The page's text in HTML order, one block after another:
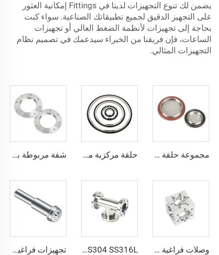
يضمن لك تنوع التجهيزات لدينا في Fittings إمكانية العثور
على التجهيز الدقيق لجميع تطبيقاتك الصناعية. سواء كنت
بحاجة إلى تجهيزات لأنظمة الضغط العالي أو تجهيزات
الساعات، فإن فريقنا من الخبراء سيدعمك في تصميم نظام
التجهيزات المثالي.
مجموعة حلقة توسيط مع شبكة، شفة ISO-KF من الفولاذ المقاوم للصدأ، ختم دوارة فراغية (FKM/NBR/EDM)، تجهيزات KF16/KF25/KF40/KF50 حلقة مركزية مع ختم دوّار O-Ring، من الفولاذ المقاوم للصدأ SS304 وSS316L والألومنيوم (FKM/EPDM/NBR)، حلقة غسالة فراغية KF/NW، تجهيزات من KF10 إلى KF50 لأشباه الموصلات شفة مربوطة ببراغي حسب معيار ISO-F، من الفولاذ المقاوم للصدأ، مقاسات ISO63-ISO500، شفة فارغة لفراغ عالٍ، قطع توصيل فراغية CNC من الفولاذ SS304 وSS316L للمجال أشباع
وصلات فراغية فائقة الارتفاع UHV من الفولاذ المقاوم للصدأ CF16-CF200، مكعب CF ستة اتجاهات من الفولاذ المصنوع من قطعة صلبة بدون لحامات، جودة فائقة، وصلات أنابيب SS304 SS316L فولاذ مقاوم للصدأ ثلاثي الاتجاه متساوي الشُعب من نوع CF قابل للدوران CF16-CF100 فراغ عالي بثقوب عابرة 3/4"-4" تركيبة شفة عالية الجودة قابلة للدوران/ثابتة محول على شكل حرف T ثلاثي الاتجاه تجهيزات فراغية عالية الفولاذ المقاوم للصدأ طويلة وقصيرة مع غدة من النوع QCR-VCR ذات الوجه المعدني 1/8"-1" تلدين لامع/تلميع كهربائي